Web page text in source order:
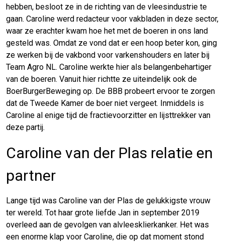
hebben, besloot ze in de richting van de vleesindustrie te
gaan. Caroline werd redacteur voor vakbladen in deze sector,
waar ze erachter kwam hoe het met de boeren in ons land
gesteld was. Omdat ze vond dat er een hoop beter kon, ging
ze werken bij de vakbond voor varkenshouders en later bij
Team Agro NL. Caroline werkte hier als belangenbehartiger
van de boeren. Vanuit hier richtte ze uiteindelijk ook de
BoerBurgerBeweging op. De BBB probeert ervoor te zorgen
dat de Tweede Kamer de boer niet vergeet. Inmiddels is
Caroline al enige tijd de fractievoorzitter en lijsttrekker van
deze partij.
Caroline van der Plas relatie en
partner
Lange tijd was Caroline van der Plas de gelukkigste vrouw
ter wereld. Tot haar grote liefde Jan in september 2019
overleed aan de gevolgen van alvleesklierkanker. Het was
een enorme klap voor Caroline, die op dat moment stond